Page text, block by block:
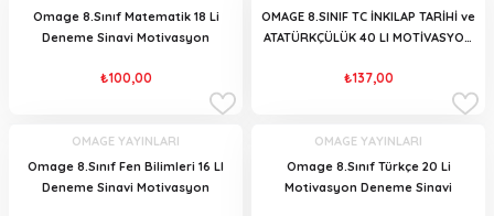
Omage 8.Sınıf Matematik 18 Li
Deneme Sinavi Motivasyon
₺100,00
OMAGE 8.SINIF TC İNKILAP TARİHİ ve
ATATÜRKÇÜLÜK 40 LI MOTİVASYON
₺137,00
OMAGE YAYINLARI
Omage 8.Sınıf Fen Bilimleri 16 LI
Deneme Sinavi Motivasyon
OMAGE YAYINLARI
Omage 8.Sınıf Türkçe 20 Li
Motivasyon Deneme Sinavi